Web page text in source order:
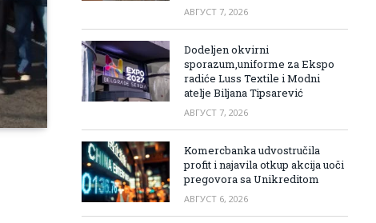
АВГУСТ 7, 2026
Dodeljen okvirni
sporazum,uniforme za Ekspo
radiće Luss Textile i Modni
atelje Biljana Tipsarević
АВГУСТ 7, 2026
Komercbanka udvostručila
profit i najavila otkup akcija uoči
pregovora sa Unikreditom
АВГУСТ 6, 2026